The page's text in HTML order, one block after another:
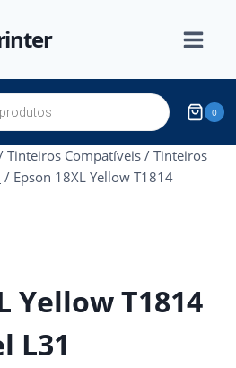
0
Tinteiros Compatíveis / Tinteiros
/ Epson 18XL Yellow T1814
Yellow T1814
L31